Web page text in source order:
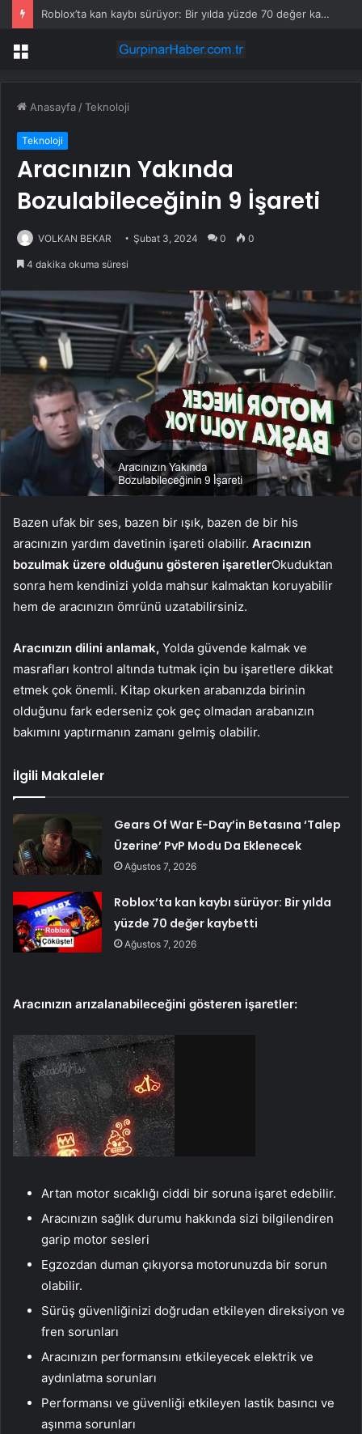
Roblox’ta kan kaybı sürüyor: Bir yılda yüzde 70 değer kaybetti
Menü
Anasayfa /Teknoloji
Teknoloji
Aracınızın Yakında
Bozulabileceğinin 9 İşareti
VOLKAN BEKAR Şubat 3, 2024 0 0
4 dakika okuma süresi
Bazen ufak bir ses, bazen bir ışık, bazen de bir his
aracınızın yardım davetinin işareti olabilir. Aracınızın
bozulmak üzere olduğunu gösteren işaretlerOkuduktan
sonra hem kendinizi yolda mahsur kalmaktan koruyabilir
hem de aracınızın ömrünü uzatabilirsiniz.
Aracınızın dilini anlamak, Yolda güvende kalmak ve
masrafları kontrol altında tutmak için bu işaretlere dikkat
etmek çok önemli. Kitap okurken arabanızda birinin
olduğunu fark ederseniz çok geç olmadan arabanızın
bakımını yaptırmanın zamanı gelmiş olabilir.
İlgili Makaleler
Gears Of War E-Day’in Betasına ‘Talep
Üzerine’ PvP Modu Da Eklenecek
Ağustos 7, 2026
Roblox’ta kan kaybı sürüyor: Bir yılda
yüzde 70 değer kaybetti
Ağustos 7, 2026
Aracınızın arızalanabileceğini gösteren işaretler:
Artan motor sıcaklığı ciddi bir soruna işaret edebilir.
Aracınızın sağlık durumu hakkında sizi bilgilendiren
garip motor sesleri
Egzozdan duman çıkıyorsa motorunuzda bir sorun
olabilir.
Sürüş güvenliğinizi doğrudan etkileyen direksiyon ve
fren sorunları
Aracınızın performansını etkileyecek elektrik ve
aydınlatma sorunları
Performansı ve güvenliği etkileyen lastik basıncı ve
aşınma sorunları